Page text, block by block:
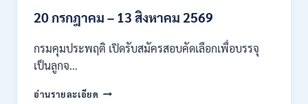
อื่นๆ
ไม่
ภาค
20 กรกฎาคม – 13 สิงหาคม 2569
กรมคุมประพฤติ เปิดรับสมัครสอบคัดเลือกเพื่อบรรจุ
เป็นลูกจ…
อ่านรายละเอียด กรม